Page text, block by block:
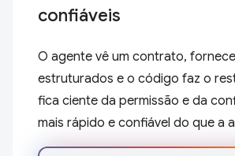
confiáveis
O agente vê um contrato,
estruturados e o código faz o
fica ciente da permissão e da
mais rápido e confiável do que a